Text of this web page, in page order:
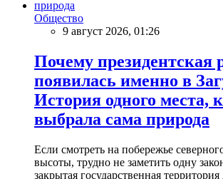
Общество
9 август 2026, 01:26
Почему президентская
появилась именно в
История одного места,
выбрала сама природа
Если смотреть на побережье
высоты, трудно не заметить одну
закрытая государственная